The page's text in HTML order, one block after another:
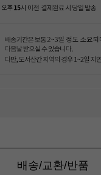
배송/교환/반품